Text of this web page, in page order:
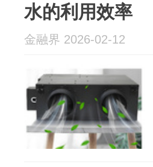
水的利用效率
金融界 2026-02-12